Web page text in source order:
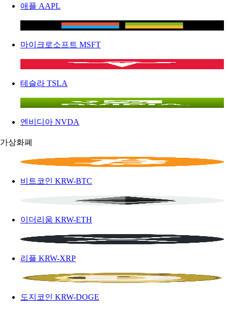
애플 AAPL
마이크로소프트 MSFT
테슬라 TSLA
엔비디아 NVDA
가상화폐
비트코인 KRW-BTC
이더리움 KRW-ETH
리플 KRW-XRP
도지코인 KRW-DOGE